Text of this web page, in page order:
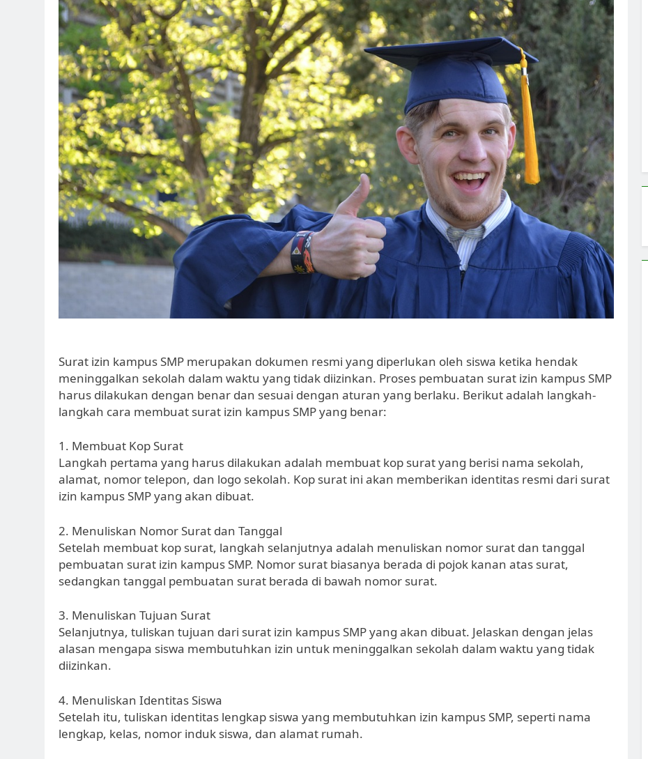
Surat izin kampus SMP merupakan dokumen resmi yang diperlukan oleh siswa ketika hendak
meninggalkan sekolah dalam waktu yang tidak diizinkan. Proses pembuatan surat izin kampus SMP
harus dilakukan dengan benar dan sesuai dengan aturan yang berlaku. Berikut adalah langkah-
langkah cara membuat surat izin kampus SMP yang benar:
1. Membuat Kop Surat
Langkah pertama yang harus dilakukan adalah membuat kop surat yang berisi nama sekolah,
alamat, nomor telepon, dan logo sekolah. Kop surat ini akan memberikan identitas resmi dari surat
izin kampus SMP yang akan dibuat.
2. Menuliskan Nomor Surat dan Tanggal
Setelah membuat kop surat, langkah selanjutnya adalah menuliskan nomor surat dan tanggal
pembuatan surat izin kampus SMP. Nomor surat biasanya berada di pojok kanan atas surat,
sedangkan tanggal pembuatan surat berada di bawah nomor surat.
3. Menuliskan Tujuan Surat
Selanjutnya, tuliskan tujuan dari surat izin kampus SMP yang akan dibuat. Jelaskan dengan jelas
alasan mengapa siswa membutuhkan izin untuk meninggalkan sekolah dalam waktu yang tidak
diizinkan.
4. Menuliskan Identitas Siswa
Setelah itu, tuliskan identitas lengkap siswa yang membutuhkan izin kampus SMP, seperti nama
lengkap, kelas, nomor induk siswa, dan alamat rumah.